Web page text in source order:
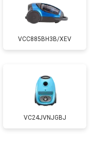
VCC885BH3B/XEV
VC24JVNJGBJ